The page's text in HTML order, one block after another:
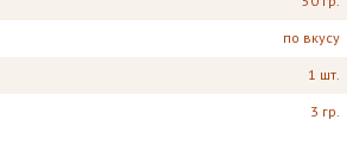
по вкусу
1 шт.
3 гр.